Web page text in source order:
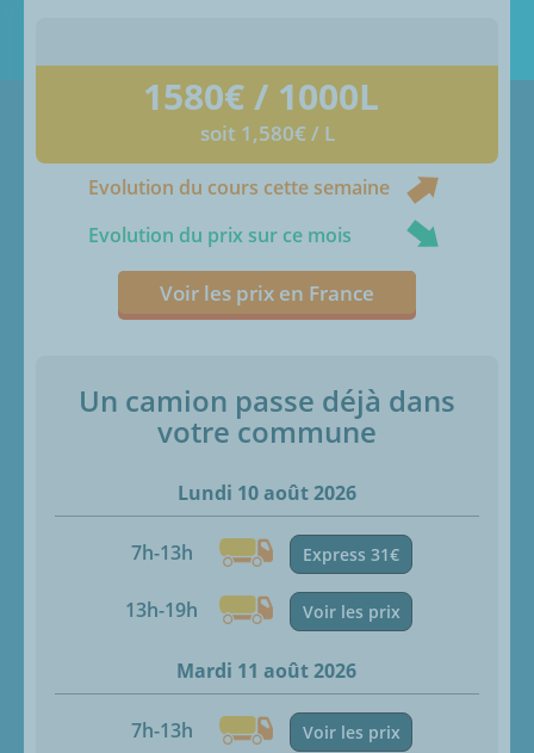
1580€ / 1000L
soit 1,580€ / L
Evolution du cours cette semaine
Evolution du prix sur ce mois
Voir les prix en France
Un camion passe déjà dans
votre commune
Lundi 10 août 2026
7h-13h Express 31€
13h-19h Voir les prix
Mardi 11 août 2026
7h-13h Voir les prix